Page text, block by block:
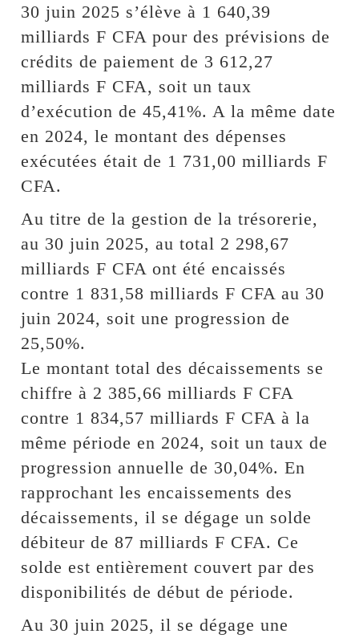
30 juin 2025 s’élève à 1 640,39
milliards F CFA pour des prévisions de
crédits de paiement de 3 612,27
milliards F CFA, soit un taux
d’exécution de 45,41%. A la même date
en 2024, le montant des dépenses
exécutées était de 1 731,00 milliards F
CFA.
Au titre de la gestion de la trésorerie,
au 30 juin 2025, au total 2 298,67
milliards F CFA ont été encaissés
contre 1 831,58 milliards F CFA au 30
juin 2024, soit une progression de
25,50%.
Le montant total des décaissements se
chiffre à 2 385,66 milliards F CFA
contre 1 834,57 milliards F CFA à la
même période en 2024, soit un taux de
progression annuelle de 30,04%. En
rapprochant les encaissements des
décaissements, il se dégage un solde
débiteur de 87 milliards F CFA. Ce
solde est entièrement couvert par des
disponibilités de début de période.
Au 30 juin 2025, il se dégage une